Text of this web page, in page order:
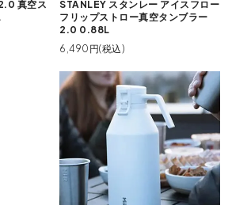
真空ス
STANLEY スタンレー アイスフロー
フリップストロー真空タンブラー
2.0 0.88L
6,490円(税込)